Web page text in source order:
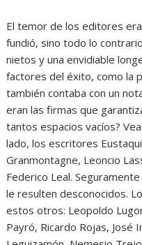
El temor de los editores
fundió, sino todo lo
nietos y una envidiable
factores del éxito, como la
también contaba con un
eran las firmas que
tantos espacios vacíos?
lado, los escritores
Granmontagne, Leoncio
Federico Leal.
le resulten desconocidos.
estos otros: Leopoldo
Payró, Ricardo Rojas, José